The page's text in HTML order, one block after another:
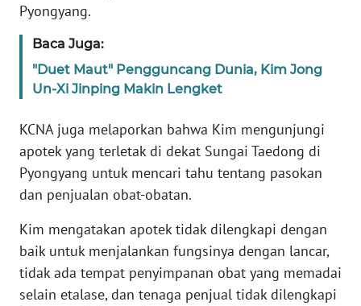
Pyongyang.
Baca Juga:
"Duet Maut" Pengguncang Dunia, Kim Jong
Un-Xi Jinping Makin Lengket
KCNA juga melaporkan bahwa Kim mengunjungi
apotek yang terletak di dekat Sungai Taedong di
Pyongyang untuk mencari tahu tentang pasokan
dan penjualan obat-obatan.
Kim mengatakan apotek tidak dilengkapi dengan
baik untuk menjalankan fungsinya dengan lancar,
tidak ada tempat penyimpanan obat yang memadai
selain etalase, dan tenaga penjual tidak dilengkapi
JAKARTA
WN
WN
BANTEN
NTT
WN
KEPRI